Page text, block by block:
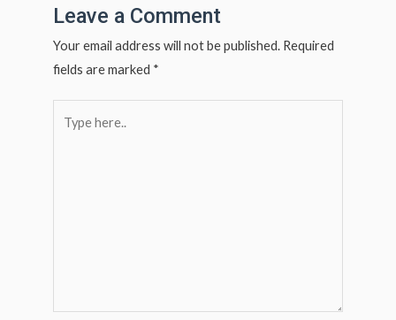
p
p
Leave a Comment
Your email address will not be published. Required
fields are marked *